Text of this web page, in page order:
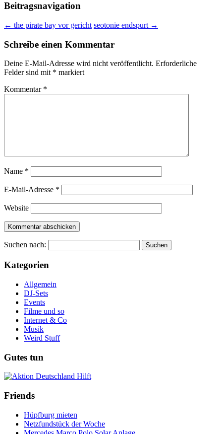
Beitragsnavigation
← the pirate bay vor gericht seotonie endspurt →
Schreibe einen Kommentar
Deine E-Mail-Adresse wird nicht veröffentlicht. Erforderliche
Felder sind mit * markiert
Kommentar *
Name *
E-Mail-Adresse *
Website
Suchen nach:
Kategorien
Allgemein
DJ-Sets
Events
Filme und so
Internet & Co
Musik
Weird Stuff
Gutes tun
Friends
Hüpfburg mieten
Netzfundstück der Woche